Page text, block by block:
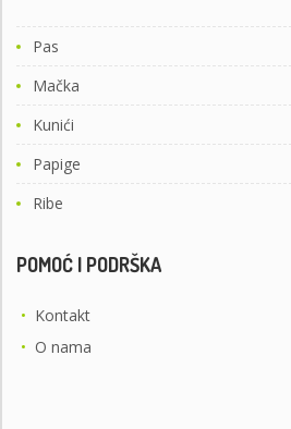
Pas
Mačka
Kunići
Papige
Ribe
POMOĆ I PODRŠKA
• Kontakt
• O nama